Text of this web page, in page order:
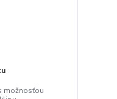
možnosťou